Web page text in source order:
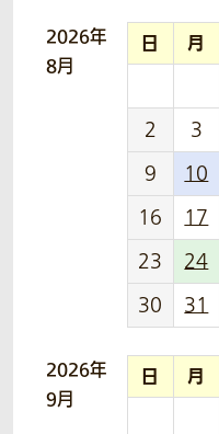
2026年
8月
日 月
2
3
9
10
16
17
23
24
30
31
2026年
9月
日 月